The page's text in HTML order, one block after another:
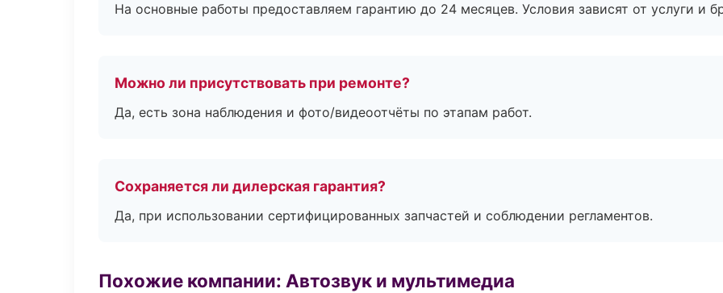
На основные работы предоставляем гарантию до 24 месяцев. Условия зависят от услуги и
Можно ли присутствовать при ремонте?
Да, есть зона наблюдения и фото/видеоотчёты по этапам работ.
Сохраняется ли дилерская гарантия?
Да, при использовании сертифицированных запчастей и соблюдении регламентов.
Похожие компании: Автозвук и мультимедиа